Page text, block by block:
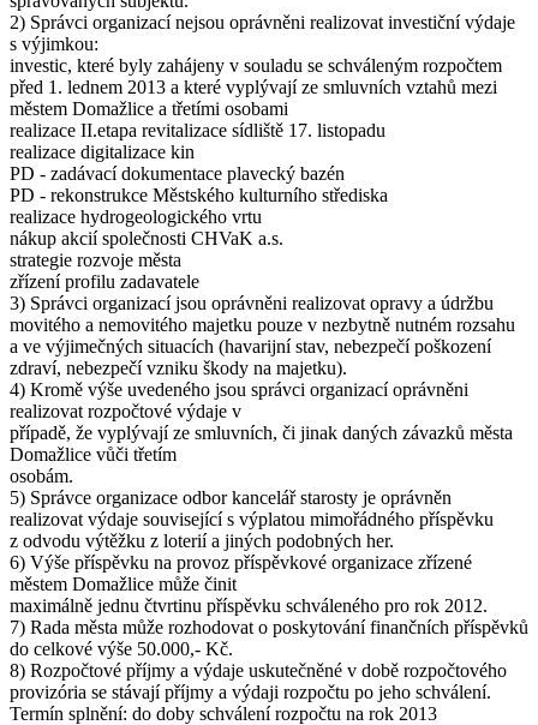
2) Správci organizací nejsou oprávněni realizovat investiční výdaje
s výjimkou:
investic, které byly zahájeny v souladu se schváleným rozpočtem
před 1. lednem 2013 a které vyplývají ze smluvních vztahů mezi
městem Domažlice a třetími osobami
realizace II.etapa revitalizace sídliště 17. listopadu
realizace digitalizace kin
PD - zadávací dokumentace plavecký bazén
PD - rekonstrukce Městského kulturního střediska
realizace hydrogeologického vrtu
nákup akcií společnosti CHVaK a.s.
strategie rozvoje města
zřízení profilu zadavatele
3) Správci organizací jsou oprávněni realizovat opravy a údržbu
movitého a nemovitého majetku pouze v nezbytně nutném rozsahu
a ve výjimečných situacích (havarijní stav, nebezpečí poškození
zdraví, nebezpečí vzniku škody na majetku).
4) Kromě výše uvedeného jsou správci organizací oprávněni
realizovat rozpočtové výdaje v
případě, že vyplývají ze smluvních, či jinak daných závazků města
Domažlice vůči třetím
osobám.
5) Správce organizace odbor kancelář starosty je oprávněn
realizovat výdaje související s výplatou mimořádného příspěvku
z odvodu výtěžku z loterií a jiných podobných her.
6) Výše příspěvku na provoz příspěvkové organizace zřízené
městem Domažlice může činit
maximálně jednu čtvrtinu příspěvku schváleného pro rok 2012.
7) Rada města může rozhodovat o poskytování finančních příspěvků
do celkové výše 50.000,- Kč.
8) Rozpočtové příjmy a výdaje uskutečněné v době rozpočtového
provizória se stávají příjmy a výdaji rozpočtu po jeho schválení.
Termín splnění: do doby schválení rozpočtu na rok 2013